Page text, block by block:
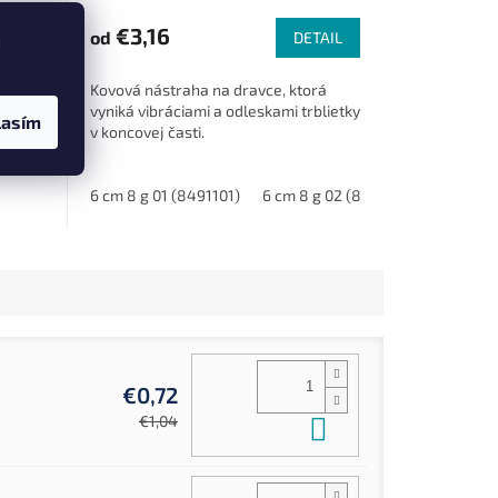
barva 05 (7980505)
od €3,16 DETAIL
Kovová nástraha na dravce, ktorá
vyniká vibráciami a odleskami trblietky
v koncovej časti.
6 cm 8 g 01 (8491101) 6 cm 8 g 02 (8491102)
€0,72
€1,04